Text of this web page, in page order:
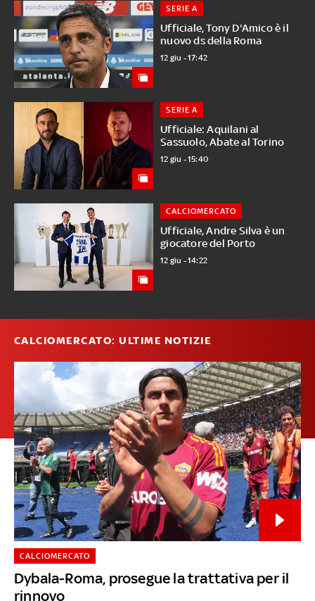
Ufficiale, Tony D'Amico è il
nuovo ds della Roma
SERIE A
12 giu - 17:42
Ufficiale: Aquilani al
Sassuolo, Abate al Torino
SERIE A
12 giu - 15:40
Ufficiale, Andre Silva è un
giocatore del Porto
CALCIOMERCATO
12 giu - 14:22
CALCIOMERCATO: ULTIME NOTIZIE
Dybala-Roma, prosegue la trattativa per il
rinnovo
CALCIOMERCATO